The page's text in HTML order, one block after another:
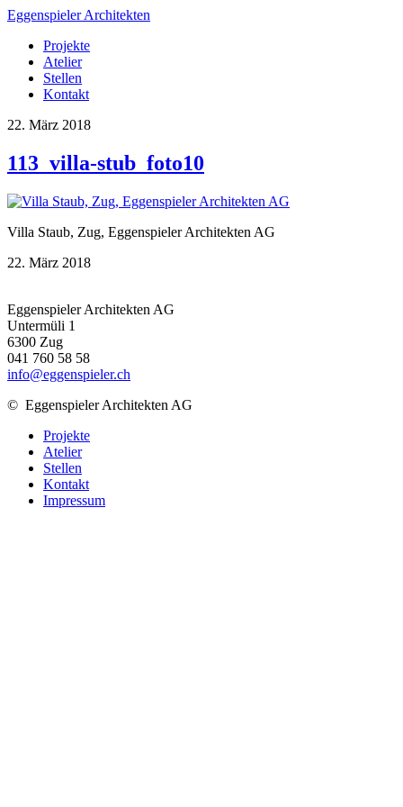
Eggenspieler Architekten
Projekte
Atelier
Stellen
Kontakt
22. März 2018
113_villa-stub_foto10
Villa Staub, Zug, Eggenspieler Architekten AG
22. März 2018
Eggenspieler Architekten AG
Untermüli 1
6300 Zug
041 760 58 58
info@eggenspieler.ch
© Eggenspieler Architekten AG
Projekte
Atelier
Stellen
Kontakt
Impressum